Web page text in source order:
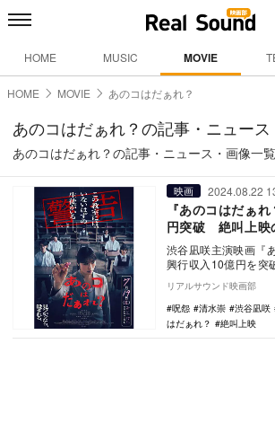
HOME MUSIC MOVIE
HOME MOVIE あのコはだぁれ？
あのコはだぁれ？の記事・ニュー
あのコはだぁれ？の記事・ニュース・画像一
映画 2024.08.22
『あのコはだぁ
円突破 絶叫上映
渋谷凪咲主演映画『
興行収入10億円を突
開催が決定した。
に補習授…
リアルサウンド映画部
呪怨
清水崇 渋谷凪咲
はだぁれ？
絶叫上映